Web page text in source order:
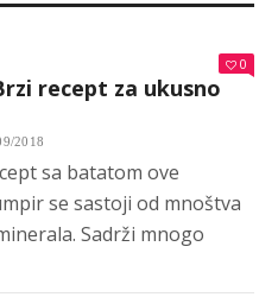
0
recept za ukusno
2018
sa batatom ove
se sastoji od mnoštva
Sadrži mnogo